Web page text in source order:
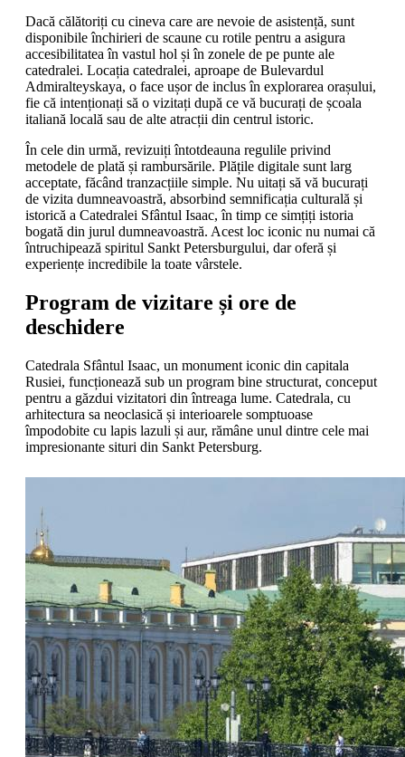
Dacă călătoriți cu cineva care are nevoie de asistență, sunt
disponibile închirieri de scaune cu rotile pentru a asigura
accesibilitatea în vastul hol și în zonele de pe punte ale
catedralei. Locația catedralei, aproape de Bulevardul
Admiralteyskaya, o face ușor de inclus în explorarea orașului,
fie că intenționați să o vizitați după ce vă bucurați de școala
italiană locală sau de alte atracții din centrul istoric.
În cele din urmă, revizuiți întotdeauna regulile privind
metodele de plată și rambursările. Plățile digitale sunt larg
acceptate, făcând tranzacțiile simple. Nu uitați să vă bucurați
de vizita dumneavoastră, absorbind semnificația culturală și
istorică a Catedralei Sfântul Isaac, în timp ce simțiți istoria
bogată din jurul dumneavoastră. Acest loc iconic nu numai că
întruchipează spiritul Sankt Petersburgului, dar oferă și
experiențe incredibile la toate vârstele.
Program de vizitare și ore de
deschidere
Catedrala Sfântul Isaac, un monument iconic din capitala
Rusiei, funcționează sub un program bine structurat, conceput
pentru a găzdui vizitatori din întreaga lume. Catedrala, cu
arhitectura sa neoclasică și interioarele somptuoase
împodobite cu lapis lazuli și aur, rămâne unul dintre cele mai
impresionante situri din Sankt Petersburg.